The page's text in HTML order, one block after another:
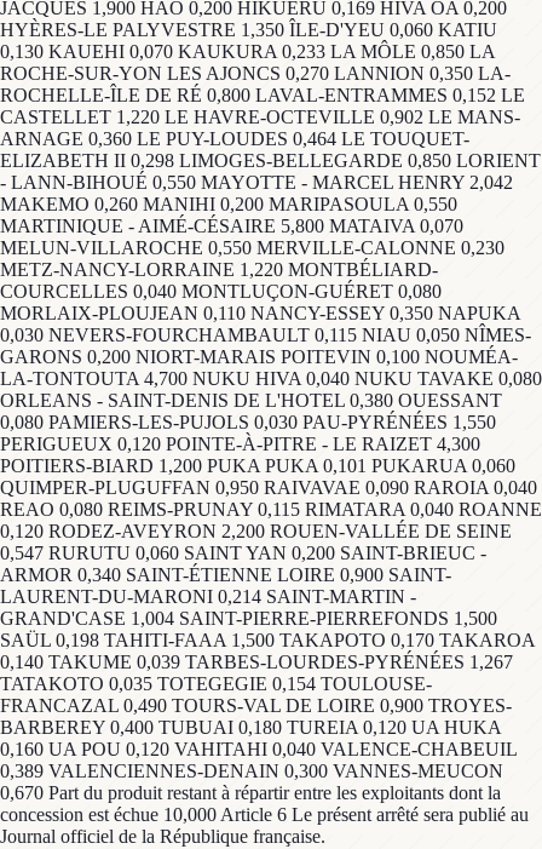
JACQUES 1,900 HAO 0,200 HIKUERU 0,169 HIVA OA 0,200
HYÈRES-LE PALYVESTRE 1,350 ÎLE-D'YEU 0,060 KATIU
0,130 KAUEHI 0,070 KAUKURA 0,233 LA MÔLE 0,850 LA
ROCHE-SUR-YON LES AJONCS 0,270 LANNION 0,350 LA-
ROCHELLE-ÎLE DE RÉ 0,800 LAVAL-ENTRAMMES 0,152 LE
CASTELLET 1,220 LE HAVRE-OCTEVILLE 0,902 LE MANS-
ARNAGE 0,360 LE PUY-LOUDES 0,464 LE TOUQUET-
ELIZABETH II 0,298 LIMOGES-BELLEGARDE 0,850 LORIENT
- LANN-BIHOUÉ 0,550 MAYOTTE - MARCEL HENRY 2,042
MAKEMO 0,260 MANIHI 0,200 MARIPASOULA 0,550
MARTINIQUE - AIMÉ-CÉSAIRE 5,800 MATAIVA 0,070
MELUN-VILLAROCHE 0,550 MERVILLE-CALONNE 0,230
METZ-NANCY-LORRAINE 1,220 MONTBÉLIARD-
COURCELLES 0,040 MONTLUÇON-GUÉRET 0,080
MORLAIX-PLOUJEAN 0,110 NANCY-ESSEY 0,350 NAPUKA
0,030 NEVERS-FOURCHAMBAULT 0,115 NIAU 0,050 NÎMES-
GARONS 0,200 NIORT-MARAIS POITEVIN 0,100 NOUMÉA-
LA-TONTOUTA 4,700 NUKU HIVA 0,040 NUKU TAVAKE 0,080
ORLEANS - SAINT-DENIS DE L'HOTEL 0,380 OUESSANT
0,080 PAMIERS-LES-PUJOLS 0,030 PAU-PYRÉNÉES 1,550
PERIGUEUX 0,120 POINTE-À-PITRE - LE RAIZET 4,300
POITIERS-BIARD 1,200 PUKA PUKA 0,101 PUKARUA 0,060
QUIMPER-PLUGUFFAN 0,950 RAIVAVAE 0,090 RAROIA 0,040
REAO 0,080 REIMS-PRUNAY 0,115 RIMATARA 0,040 ROANNE
0,120 RODEZ-AVEYRON 2,200 ROUEN-VALLÉE DE SEINE
0,547 RURUTU 0,060 SAINT YAN 0,200 SAINT-BRIEUC -
ARMOR 0,340 SAINT-ÉTIENNE LOIRE 0,900 SAINT-
LAURENT-DU-MARONI 0,214 SAINT-MARTIN -
GRAND'CASE 1,004 SAINT-PIERRE-PIERREFONDS 1,500
SAÜL 0,198 TAHITI-FAAA 1,500 TAKAPOTO 0,170 TAKAROA
0,140 TAKUME 0,039 TARBES-LOURDES-PYRÉNÉES 1,267
TATAKOTO 0,035 TOTEGEGIE 0,154 TOULOUSE-
FRANCAZAL 0,490 TOURS-VAL DE LOIRE 0,900 TROYES-
BARBEREY 0,400 TUBUAI 0,180 TUREIA 0,120 UA HUKA
0,160 UA POU 0,120 VAHITAHI 0,040 VALENCE-CHABEUIL
0,389 VALENCIENNES-DENAIN 0,300 VANNES-MEUCON
0,670 Part du produit restant à répartir entre les exploitants dont la
concession est échue 10,000 Article 6 Le présent arrêté sera publié au
Journal officiel de la République française.